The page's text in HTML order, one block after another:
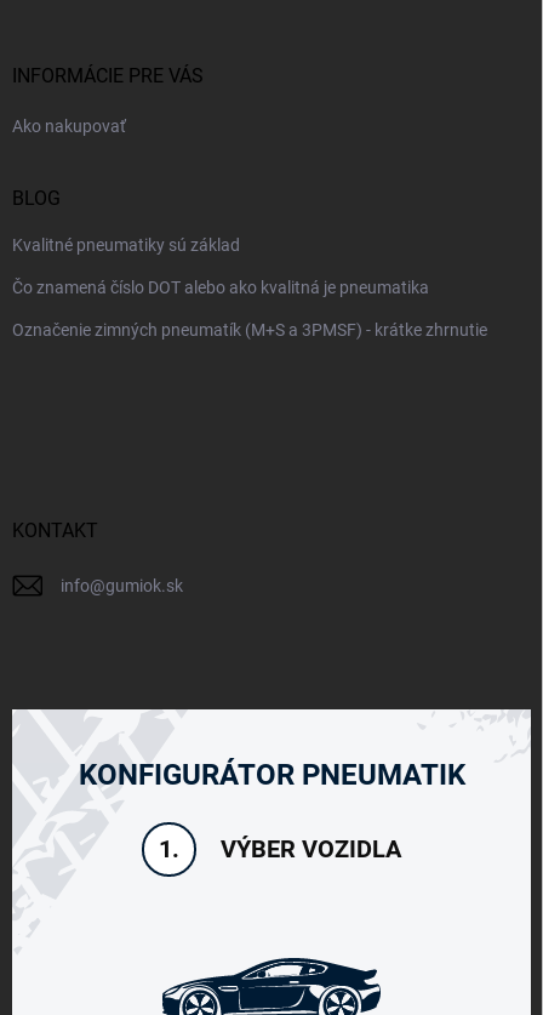
INFORMÁCIE PRE VÁS
Ako nakupovať
BLOG
Kvalitné pneumatiky sú základ
Čo znamená číslo DOT alebo ako kvalitná je pneumatika
Označenie zimných pneumatík (M+S a 3PMSF) - krátke zhrnutie
KONTAKT
info@gumiok.sk
KONFIGURÁTOR PNEUMATIK
1. VÝBER VOZIDLA